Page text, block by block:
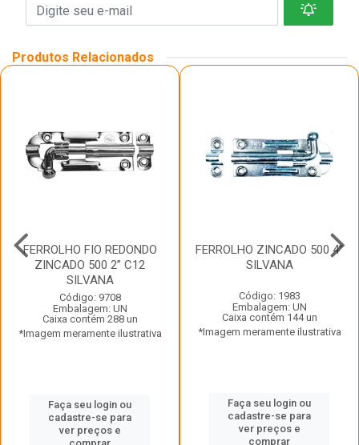
Produtos Relacionados
FERROLHO FIO REDONDO
ZINCADO 500 2” C12
SILVANA
Código: 9708
Embalagem: UN
Caixa contém 288 un
*Imagem meramente ilustrativa
Faça seu login ou
cadastre-se para
ver preços e
FERROLHO ZINCADO 500 4”
SILVANA
Código: 1983
Embalagem: UN
Caixa contém 144 un
*Imagem meramente ilustrativa
Faça seu login ou
cadastre-se para
ver preços e
comprar